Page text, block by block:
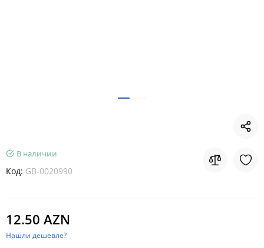
В наличии
Код: GB-0020990
12.50 AZN
Нашли дешевле?